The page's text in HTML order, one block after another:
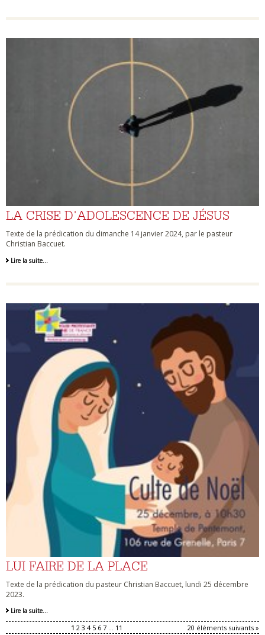
LA CRISE D'ADOLESCENCE DE JÉSUS
Texte de la prédication du dimanche 14 janvier 2024, par le pasteur
Christian Baccuet.
Lire la suite…
LUI FAIRE DE LA PLACE
Texte de la prédication du pasteur Christian Baccuet, lundi 25 décembre
2023.
Lire la suite…
20 éléments suivants »
1 2 3 4 5 6 7 11